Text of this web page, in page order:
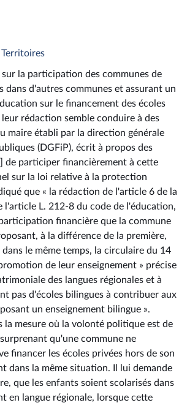
la participation des communes de
dans d'autres communes et assurant un
sur le financement des écoles
rédaction semble conduire à des
maire établi par la direction générale
(DGFiP), écrit à propos des
de participer financièrement à cette
sur la loi relative à la protection
que « la rédaction de l'article 6 de la
l'article L. 212-8 du code de l'éducation,
financière que la commune
à la différence de la première,
le même temps, la circulaire du 14
de leur enseignement » précise
des langues régionales et à
pas d'écoles bilingues à contribuer aux
un enseignement bilingue ».
la mesure où la volonté politique est de
qu'une commune ne
financer les écoles privées hors de son
dans la même situation. Il lui demande
que les enfants soient scolarisés dans
en langue régionale, lorsque cette